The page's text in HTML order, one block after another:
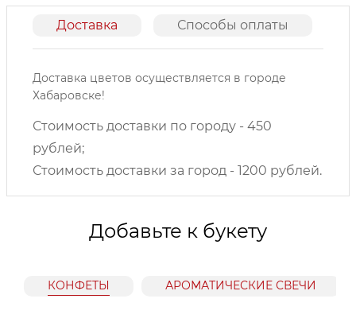
Доставка Способы оплаты
Доставка цветов осуществляется в городе
Хабаровске!
Стоимость доставки по городу - 450
рублей;
Стоимость доставки за город - 1200 рублей.
Добавьте к букету
КОНФЕТЫ АРОМАТИЧЕСКИЕ СВЕЧИ